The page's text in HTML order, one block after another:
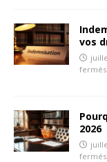
vos
fermés
2026
fermés